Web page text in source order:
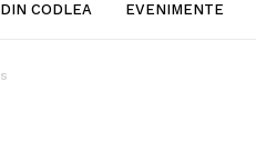
CODLEA EVENIMENTE